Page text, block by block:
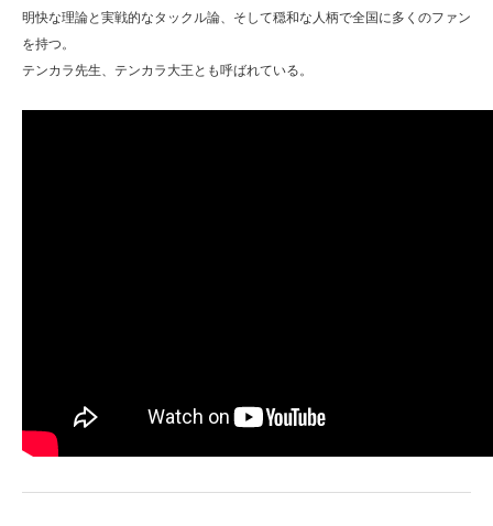
明快な理論と実戦的なタックル論、そして穏和な人柄で全国に多くのファン
を持つ。
テンカラ先生、テンカラ大王とも呼ばれている。